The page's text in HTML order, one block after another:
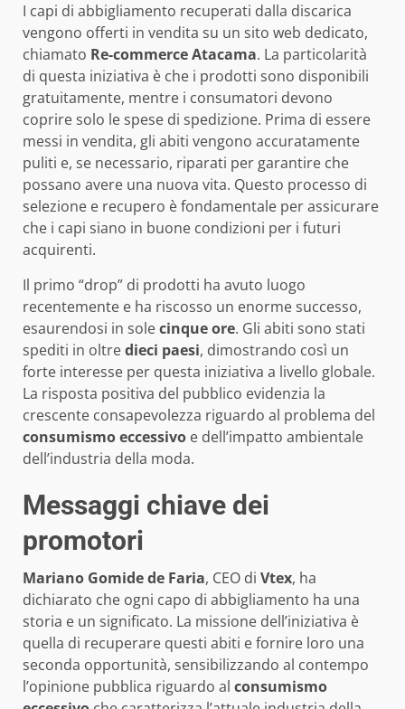
I capi di abbigliamento recuperati dalla discarica
vengono offerti in vendita su un sito web dedicato,
chiamato Re-commerce Atacama. La particolarità
di questa iniziativa è che i prodotti sono disponibili
gratuitamente, mentre i consumatori devono
coprire solo le spese di spedizione. Prima di essere
messi in vendita, gli abiti vengono accuratamente
puliti e, se necessario, riparati per garantire che
possano avere una nuova vita. Questo processo di
selezione e recupero è fondamentale per assicurare
che i capi siano in buone condizioni per i futuri
acquirenti.
Il primo “drop” di prodotti ha avuto luogo
recentemente e ha riscosso un enorme successo,
esaurendosi in solecinque ore. Gli abiti sono stati
spediti in oltredieci paesi, dimostrando così un
forte interesse per questa iniziativa a livello globale.
La risposta positiva del pubblico evidenzia la
crescente consapevolezza riguardo al problema del
consumismo eccessivo e dell’impatto ambientale
dell’industria della moda.
Messaggi chiave dei
promotori
Mariano Gomide de Faria, CEO di Vtex, ha
dichiarato che ogni capo di abbigliamento ha una
storia e un significato. La missione dell’iniziativa è
quella di recuperare questi abiti e fornire loro una
seconda opportunità, sensibilizzando al contempo
l’opinione pubblica riguardo al consumismo